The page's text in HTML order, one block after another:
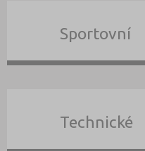
Sportovní
Technické